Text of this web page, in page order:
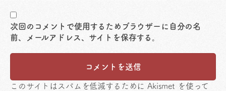
次回のコメントで使用するためブラウザーに自分の名
前、メールアドレス、サイトを保存する。
このサイトはスパムを低減するために Akismet を使って